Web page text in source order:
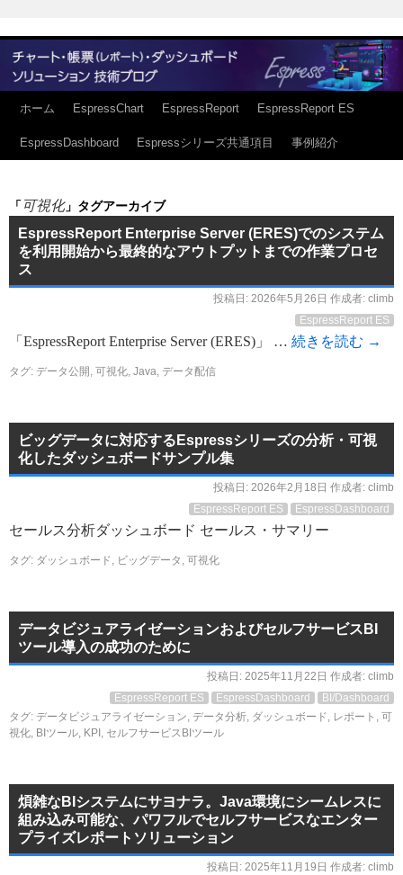
ホーム EspressChart EspressReport EspressReport ES
EspressDashboard Espressシリーズ共通項目 事例紹介
「 可視化」タグアーカイブ
EspressReport Enterprise Server (ERES)でのシステム
を利用開始から最終的なアウトプットまでの作業プロセ
ス
投稿日: 2026年5月26日 作成者: climb
EspressReport ES
「EspressReport Enterprise Server (ERES)」 … 続きを読む →
タグ: データ公開 , 可視化, Java, データ配信
ビッグデータに対応するEspressシリーズの分析・可視
化したダッシュボードサンプル集
投稿日: 2026年2月18日 作成者: climb
EspressReport ES
EspressDashboard
セールス分析ダッシュボード セールス・サマリー
タグ: ダッシュボード, ビッグデータ , 可視化
データビジュアライゼーションおよびセルフサービスBI
ツール導入の成功のために
投稿日: 2025年11月22日 作成者: climb
EspressReport ES
EspressDashboard
BI/Dashboard
タグ: データビジュアライゼーション, データ分析, ダッシュボード, レポート , 可
視化, BIツール, KPI , セルフサービスBIツール
煩雑なBIシステムにサヨナラ。Java環境にシームレスに
組み込み可能な、パワフルでセルフサービスなエンター
プライズレポートソリューション
投稿日: 2025年11月19日 作成者: climb